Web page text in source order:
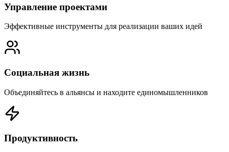
Управление проектами
Эффективные инструменты для реализации ваших идей
Социальная жизнь
Объединяйтесь в альянсы и находите единомышленников
Продуктивность